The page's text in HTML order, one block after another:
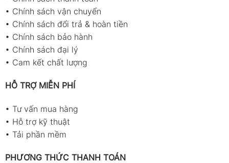
• Chính sách vận chuyển
• Chính sách đổi trả & hoàn tiền
• Chính sách bảo hành
• Chính sách đại lý
• Cam kết chất lượng
HỖ TRỢ MIỄN PHÍ
• Tư vấn mua hàng
• Hỗ trợ kỹ thuật
• Tải phần mềm
PHƯƠNG THỨC THANH TOÁN